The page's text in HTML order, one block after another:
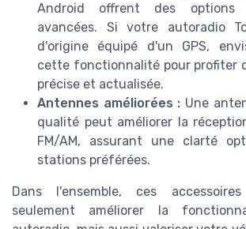
Android offrent des options
avancées. Si votre autoradio
d'origine équipé d'un GPS,
cette fonctionnalité pour profiter
précise et actualisée.
Antennes améliorées : Une
qualité peut améliorer la
FM/AM, assurant une clarté
stations préférées.
Dans l'ensemble, ces
seulement améliorer la